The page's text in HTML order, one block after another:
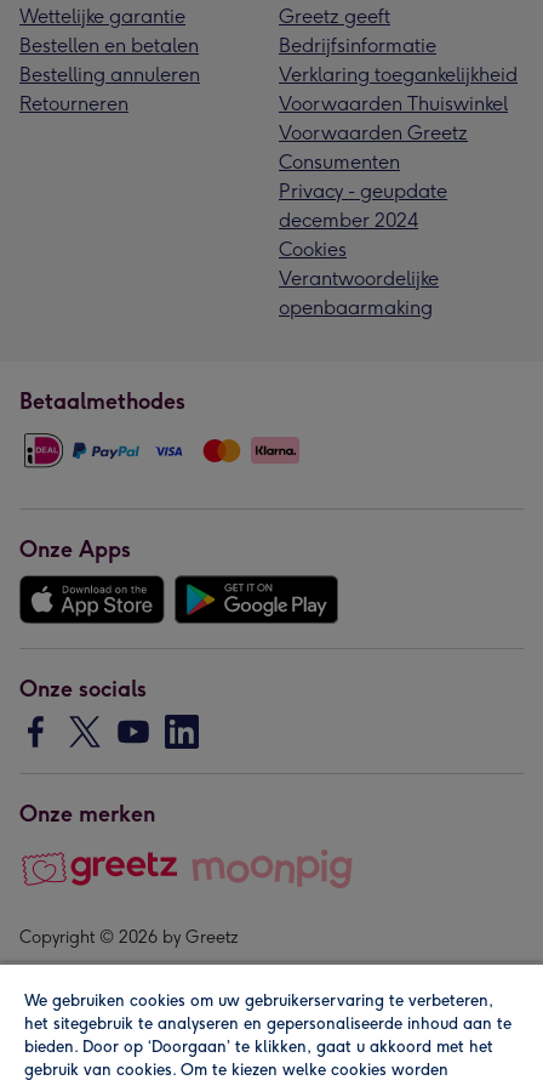
Wettelijke garantie
Bestellen en betalen
Bestelling annuleren
Retourneren
Greetz geeft
Bedrijfsinformatie
Verklaring toegankelijkheid
Voorwaarden Thuiswinkel
Voorwaarden Greetz
Consumenten
Privacy - geupdate
december 2024
Cookies
Verantwoordelijke
openbaarmaking
Betaalmethodes
Onze Apps
Onze socials
Onze merken
Copyright © 2026 by Greetz
We gebruiken cookies om uw gebruikerservaring te verbeteren,
het sitegebruik te analyseren en gepersonaliseerde inhoud aan te
bieden. Door op ‘Doorgaan’ te klikken, gaat u akkoord met het
gebruik van cookies. Om te kiezen welke cookies worden